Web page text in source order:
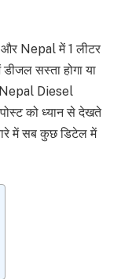
Nepal में 1 लीटर
सस्ता होगा या
Nepal Diesel
को ध्यान से देखते
में सब कुछ डिटेल में